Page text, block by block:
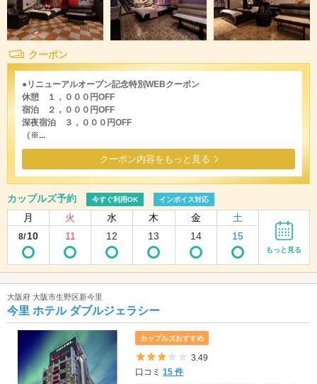
クーポン
●リニューアルオープン記念特別WEBクーポン
休憩 １，０００円OFF
宿泊 ２，０００円OFF
深夜宿泊 ３，０００円OFF
（※...
クーポン内容をもっと見る
カップルズ予約 今すぐ利用OK インボイス対応
月 火 水 木 金 土
8/10 11 12 13 14 15
もっと見る
大阪府 大阪市生野区新今里
今里 ホテル ダブルジェラシー
カップルズおすすめ
5つ星のうち3
3.49
口コミ15 件